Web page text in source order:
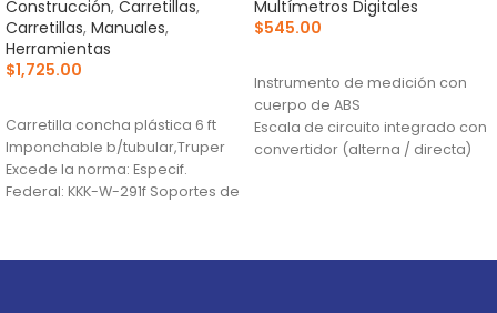
Construcción, Carretillas,
Carretillas, Manuales,
Herramientas
$1,725.00
Carretilla concha plástica 6 ft
Imponchable b/tubular,Truper
Excede la norma: Especif.
Federal: KKK-W-291f Soportes de
Multímetros Digitales
$545.00
Instrumento de medición con
cuerpo de ABS
Escala de circuito integrado con
convertidor (alterna / directa)
de datos (HOLD), true RMS y